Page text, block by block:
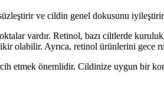
ve cildin genel dokusunu
vardır. Retinol, bazı ciltlerde
olabilir. Ayrıca, retinol ürünlerini
etmek önemlidir. Cildinize uygun bir